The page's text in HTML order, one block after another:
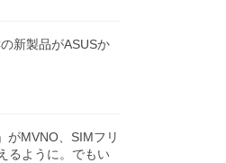
新製品がASUSか
がMVNO、SIMフリ
るように。でもい